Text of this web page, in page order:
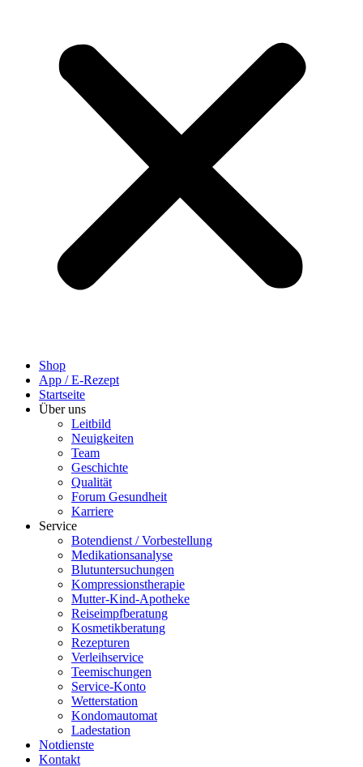
Shop
App / E-Rezept
Startseite
Über uns
Leitbild
Neuigkeiten
Team
Geschichte
Qualität
Forum Gesundheit
Karriere
Service
Botendienst / Vorbestellung
Medikationsanalyse
Blutuntersuchungen
Kompressionstherapie
Mutter-Kind-Apotheke
Reiseimpfberatung
Kosmetikberatung
Rezepturen
Verleihservice
Teemischungen
Service-Konto
Wetterstation
Kondomautomat
Ladestation
Notdienste
Kontakt